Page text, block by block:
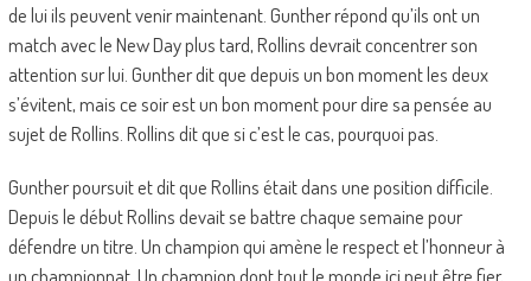
de lui ils peuvent venir maintenant. Gunther répond qu’ils ont un
match avec le New Day plus tard, Rollins devrait concentrer son
attention sur lui. Gunther dit que depuis un bon moment les deux
s’évitent, mais ce soir est un bon moment pour dire sa pensée au
sujet de Rollins. Rollins dit que si c’est le cas, pourquoi pas.
Gunther poursuit et dit que Rollins était dans une position difficile.
Depuis le début Rollins devait se battre chaque semaine pour
défendre un titre. Un champion qui amène le respect et l’honneur à